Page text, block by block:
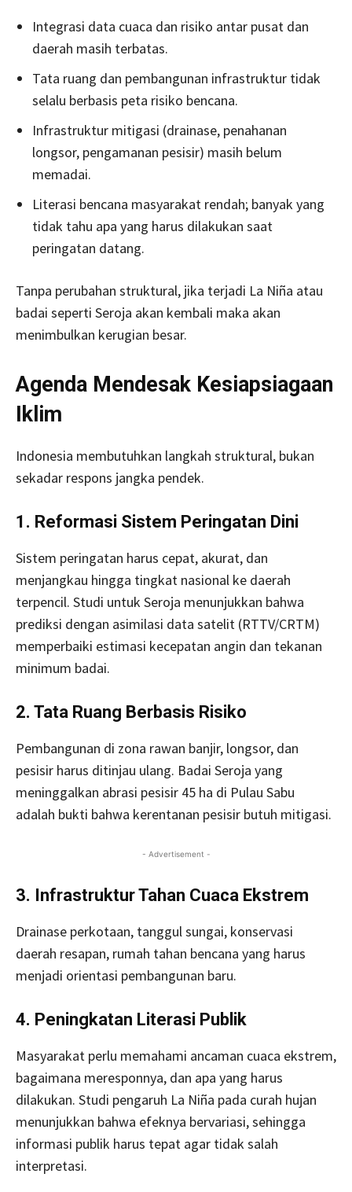
Integrasi data cuaca dan risiko antar pusat dan
daerah masih terbatas.
Tata ruang dan pembangunan infrastruktur tidak
selalu berbasis peta risiko bencana.
Infrastruktur mitigasi (drainase, penahanan
longsor, pengamanan pesisir) masih belum
memadai.
Literasi bencana masyarakat rendah; banyak yang
tidak tahu apa yang harus dilakukan saat
peringatan datang.
Tanpa perubahan struktural, jika terjadi La Niña atau
badai seperti Seroja akan kembali maka akan
menimbulkan kerugian besar.
Agenda Mendesak Kesiapsiagaan
Iklim
Indonesia membutuhkan langkah struktural, bukan
sekadar respons jangka pendek.
1. Reformasi Sistem Peringatan Dini
Sistem peringatan harus cepat, akurat, dan
menjangkau hingga tingkat nasional ke daerah
terpencil. Studi untuk Seroja menunjukkan bahwa
prediksi dengan asimilasi data satelit (RTTV/CRTM)
memperbaiki estimasi kecepatan angin dan tekanan
minimum badai.
2. Tata Ruang Berbasis Risiko
Pembangunan di zona rawan banjir, longsor, dan
pesisir harus ditinjau ulang. Badai Seroja yang
meninggalkan abrasi pesisir 45 ha di Pulau Sabu
adalah bukti bahwa kerentanan pesisir butuh mitigasi.
- Advertisement -
3. Infrastruktur Tahan Cuaca Ekstrem
Drainase perkotaan, tanggul sungai, konservasi
daerah resapan, rumah tahan bencana yang harus
menjadi orientasi pembangunan baru.
4. Peningkatan Literasi Publik
Masyarakat perlu memahami ancaman cuaca ekstrem,
bagaimana meresponnya, dan apa yang harus
dilakukan. Studi pengaruh La Niña pada curah hujan
menunjukkan bahwa efeknya bervariasi, sehingga
informasi publik harus tepat agar tidak salah
interpretasi.